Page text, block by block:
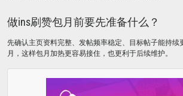
做ins刷赞包月前要先准备什么？
先确认主页资料完整、发帖频率稳定、目标帖子能持续
月，这样包月加热更容易接住，也更利于后续维护。